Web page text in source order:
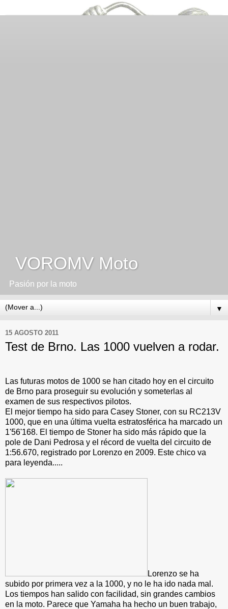
VOROMV Moto
Pasión por la moto
▼
15 AGOSTO 2011
Test de Brno. Las 1000 vuelven a rodar.
Las futuras motos de 1000 se han citado hoy en el circuito
de Brno para proseguir su evolución y someterlas al
examen de sus respectivos pilotos.
El mejor tiempo ha sido para Casey Stoner, con su RC213V
1000, que en una última vuelta estratosférica ha marcado un
1'56'168. El tiempo de Stoner ha sido más rápido que la
pole de Dani Pedrosa y el récord de vuelta del circuito de
1:56.670, registrado por Lorenzo en 2009. Este chico va
para leyenda.....
Lorenzo se ha
subido por primera vez a la 1000, y no le ha ido nada mal.
Los tiempos han salido con facilidad, sin grandes cambios
en la moto. Parece que Yamaha ha hecho un buen trabajo,